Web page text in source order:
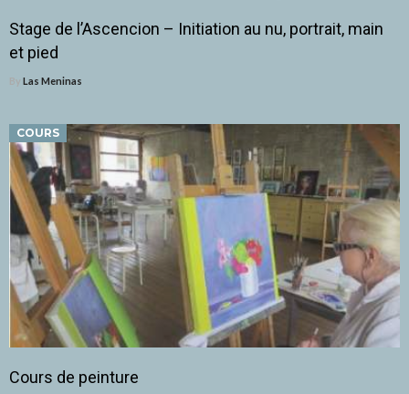
Stage de l’Ascencion – Initiation au nu, portrait, main
et pied
By Las Meninas
COURS
Cours de peinture